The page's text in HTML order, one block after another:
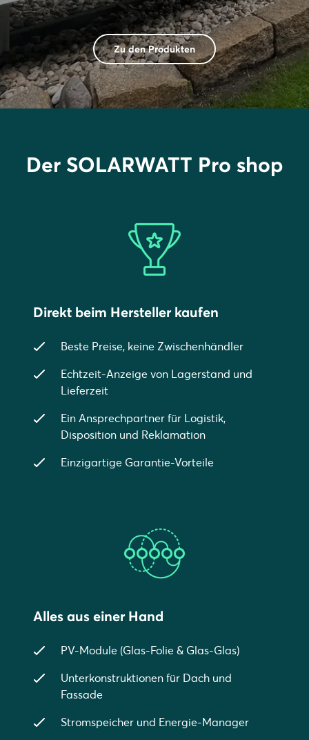
Zu den Produkten
Der SOLARWATT Pro shop
Direkt beim Hersteller kaufen
Beste Preise, keine Zwischenhändler
Echtzeit-Anzeige von Lagerstand und
Lieferzeit
Ein Ansprechpartner für Logistik,
Disposition und Reklamation
Einzigartige Garantie-Vorteile
Alles aus einer Hand
PV-Module (Glas-Folie & Glas-Glas)
Unterkonstruktionen für Dach und
Fassade
Stromspeicher und Energie-Manager